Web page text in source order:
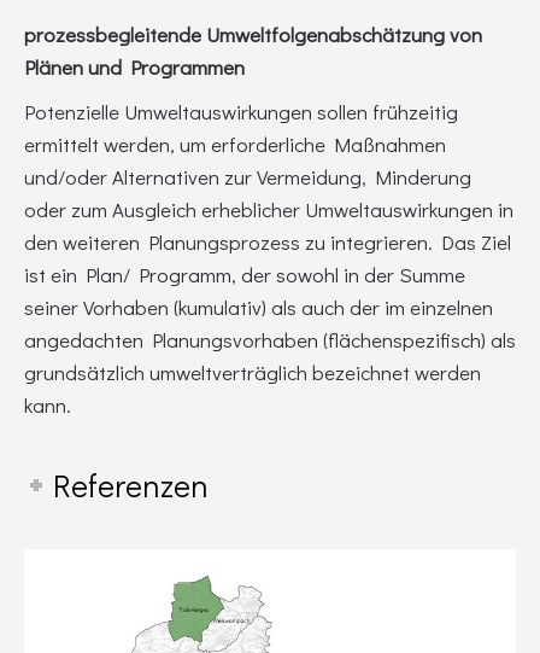
prozessbegleitende Umweltfolgenabschätzung von
Plänen und Programmen
Potenzielle Umweltauswirkungen sollen frühzeitig
ermittelt werden, um erforderliche Maßnahmen
und/oder Alternativen zur Vermeidung, Minderung
oder zum Ausgleich erheblicher Umweltauswirkungen in
den weiteren Planungsprozess zu integrieren. Das Ziel
ist ein Plan/ Programm, der sowohl in der Summe
seiner Vorhaben (kumulativ) als auch der im einzelnen
angedachten Planungsvorhaben (flächenspezifisch) als
grundsätzlich umweltverträglich bezeichnet werden
kann.
Referenzen